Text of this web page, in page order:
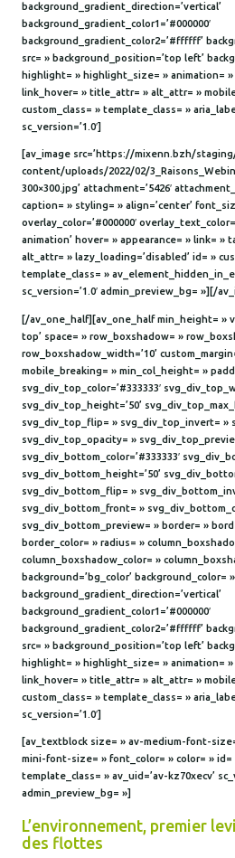
background_gradient_direction=’vertical’
background_gradient_color1=’#000000′
background_gradient_color2=’#ffffff’
src= » background_position=’top left’
highlight= » highlight_size= » animation=
link_hover= » title_attr= » alt_attr= »
custom_class= » template_class= »
sc_version=’1.0′]
[av_image src=’https://mixenn.bzh/
content/uploads/2022/02/
300×300.jpg’ attachment=’5426′
caption= » styling= » align=’center’
overlay_color=’#000000′
animation’ hover= » appearance= » link= »
alt_attr= » lazy_loading=’disabled’ id= »
template_class= »
sc_version=’1.0′ admin_preview_bg= »][/
[/av_one_half][av_one_half min_height= »
top’ space= » row_boxshadow= »
row_boxshadow_width=’10’
mobile_breaking= » min_col_height= »
svg_div_top_color=’#333333′
svg_div_top_height=’50’
svg_div_top_flip= » svg_div_top_invert= »
svg_div_top_opacity= »
svg_div_bottom_color=’#333333′
svg_div_bottom_height=’50’
svg_div_bottom_flip= »
svg_div_bottom_front= »
svg_div_bottom_preview= » border= »
border_color= » radius= »
column_boxshadow_color= »
background=’bg_color’ background_color= »
background_gradient_direction=’vertical’
background_gradient_color1=’#000000′
background_gradient_color2=’#ffffff’
src= » background_position=’top left’
highlight= » highlight_size= » animation=
link_hover= » title_attr= » alt_attr= »
custom_class= » template_class= »
sc_version=’1.0′]
[av_textblock size= » av-medium-font-
mini-font-size= » font_color= » color= » id=
template_class= » av_uid=’av-kz70xecv’
admin_preview_bg= »]
L’environnement, premier
des flottes